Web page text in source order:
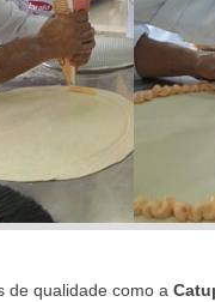
de qualidade como a